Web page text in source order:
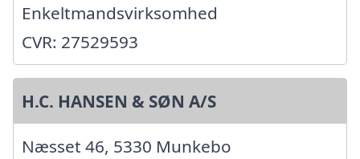
Enkeltmandsvirksomhed
CVR: 27529593
H.C. HANSEN & SØN A/S
Næsset 46, 5330 Munkebo